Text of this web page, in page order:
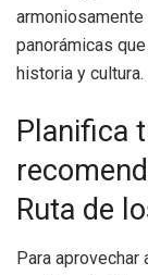
panorámicas
historia y cultura.
Planifica
Ruta de
Para